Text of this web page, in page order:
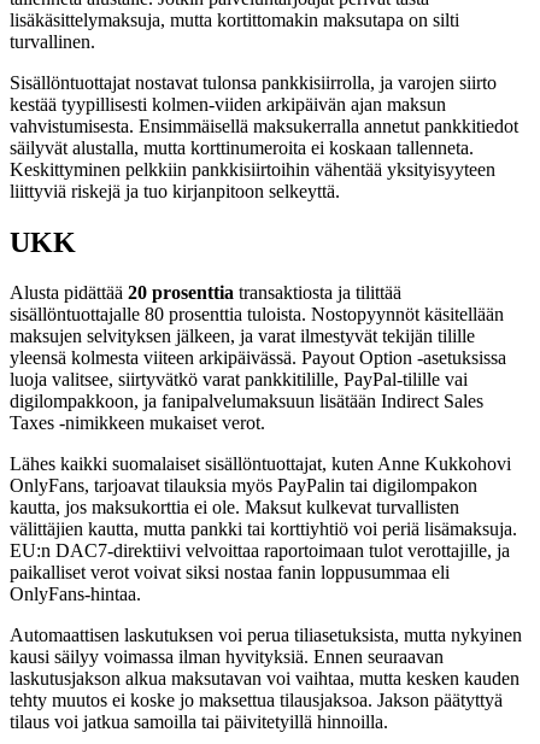
lisäkäsittelymaksuja, mutta kortittomakin maksutapa on silti
turvallinen.
Sisällöntuottajat nostavat tulonsa pankkisiirrolla, ja varojen siirto
kestää tyypillisesti kolmen-viiden arkipäivän ajan maksun
vahvistumisesta. Ensimmäisellä maksukerralla annetut pankkitiedot
säilyvät alustalla, mutta korttinumeroita ei koskaan tallenneta.
Keskittyminen pelkkiin pankkisiirtoihin vähentää yksityisyyteen
liittyviä riskejä ja tuo kirjanpitoon selkeyttä.
UKK
Alusta pidättää 20 prosenttia transaktiosta ja tilittää
sisällöntuottajalle 80 prosenttia tuloista. Nostopyynnöt käsitellään
maksujen selvityksen jälkeen, ja varat ilmestyvät tekijän tilille
yleensä kolmesta viiteen arkipäivässä. Payout Option -asetuksissa
luoja valitsee, siirtyvätkö varat pankkitilille, PayPal-tilille vai
digilompakkoon, ja fanipalvelumaksuun lisätään Indirect Sales
Taxes -nimikkeen mukaiset verot.
Lähes kaikki suomalaiset sisällöntuottajat, kuten Anne Kukkohovi
OnlyFans, tarjoavat tilauksia myös PayPalin tai digilompakon
kautta, jos maksukorttia ei ole. Maksut kulkevat turvallisten
välittäjien kautta, mutta pankki tai korttiyhtiö voi periä lisämaksuja.
EU:n DAC7-direktiivi velvoittaa raportoimaan tulot verottajille, ja
paikalliset verot voivat siksi nostaa fanin loppusummaa eli
OnlyFans-hintaa.
Automaattisen laskutuksen voi perua tiliasetuksista, mutta nykyinen
kausi säilyy voimassa ilman hyvityksiä. Ennen seuraavan
laskutusjakson alkua maksutavan voi vaihtaa, mutta kesken kauden
tehty muutos ei koske jo maksettua tilausjaksoa. Jakson päätyttyä
tilaus voi jatkua samoilla tai päivitetyillä hinnoilla.